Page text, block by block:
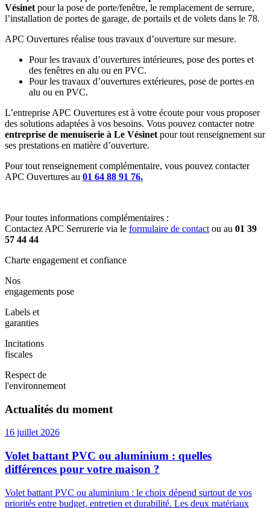
Vésinet pour la pose de porte/fenêtre, le remplacement de serrure,
l’installation de portes de garage, de portails et de volets dans le 78.
APC Ouvertures réalise tous travaux d’ouverture sur mesure.
Pour les travaux d’ouvertures intérieures, pose des portes et
des fenêtres en alu ou en PVC.
Pour les travaux d’ouvertures extérieures, pose de portes en
alu ou en PVC.
L’entreprise APC Ouvertures est à votre écoute pour vous proposer
des solutions adaptées à vos besoins. Vous pouvez contacter notre
entreprise de menuiserie à Le Vésinet pour tout renseignement sur
ses prestations en matière d’ouverture.
Pour tout renseignement complémentaire, vous pouvez contacter
APC Ouvertures au 01 64 88 91 76.
Pour toutes informations complémentaires :
Contactez APC Serrurerie via le formulaire de contact ou au 01 39
57 44 44
Charte engagement et confiance
Nos
engagements pose
Labels et
garanties
Incitations
fiscales
Respect de
l'environnement
Actualités du moment
16 juillet 2026
Volet battant PVC ou aluminium : quelles
différences pour votre maison ?
Volet battant PVC ou aluminium : le choix dépend surtout de vos
priorités entre budget, entretien et durabilité. Les deux matériaux